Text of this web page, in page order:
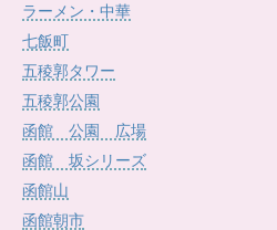
ラーメン・中華
七飯町
五稜郭タワー
五稜郭公園
函館 公園 広場
函館 坂シリーズ
函館山
函館朝市